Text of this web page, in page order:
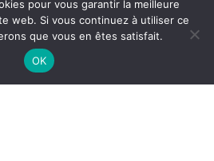
WordPress |Thème :Envo Magazine
pour vous garantir la meilleure
web. Si vous continuez à utiliser ce
que vous en êtes satisfait.
OK